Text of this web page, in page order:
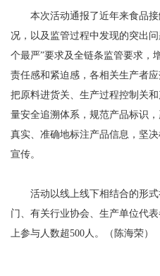
本次活动通报了近年来食品接
况，以及监管过程中发现的突出
个最严”要求及全链条监管要求，
责任感和紧迫感，各相关生产者
把原料进货关、生产过程控制关
量安全追溯体系，规范产品标识
真实、准确地标注产品信息，坚
宣传。
活动以线上线下相结合的形式
门、有关行业协会、生产单位代
上参与人数超500人。（陈海荣）